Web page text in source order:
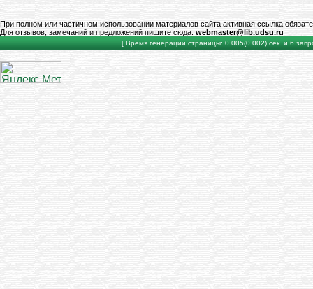
При полном или частичном использовании материалов сайта активная ссылка
Для отзывов, замечаний и предложений пишите сюда: webmaster@lib.udsu.ru
[ Время генерации страницы: 0.005(0.002) сек. и 6